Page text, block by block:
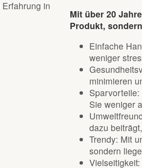
Mit über 20
Produkt,
Einfache
weniger
minimieren
Sie weniger
dazu
Trendy: Mit
sondern